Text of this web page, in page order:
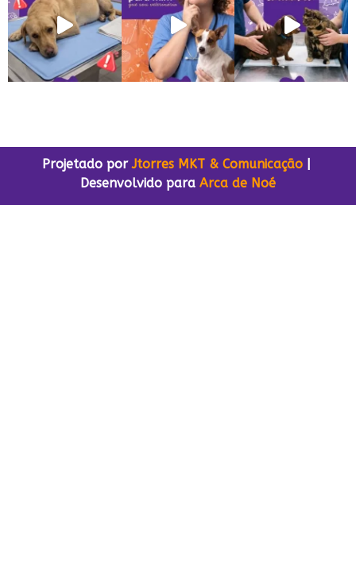
Projetado por Jtorres MKT & Comunicação|
Desenvolvido para Arca de Noé